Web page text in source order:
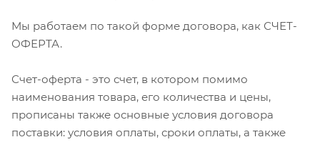
Мы работаем по такой форме договора, как СЧЕТ-
ОФЕРТА.
Счет-оферта - это счет, в котором помимо
наименования товара, его количества и цены,
прописаны также основные условия договора
поставки: условия оплаты, сроки оплаты, а также